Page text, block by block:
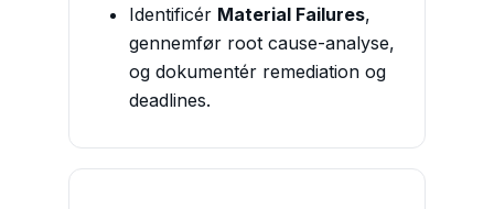
Identificér Material Failures,
gennemfør root cause-analyse,
og dokumentér remediation og
deadlines.